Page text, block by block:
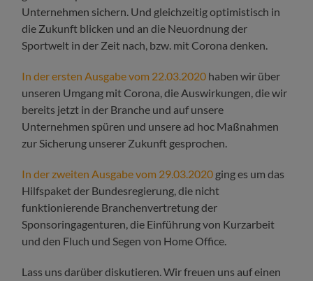
Unternehmen sichern. Und gleichzeitig optimistisch in
die Zukunft blicken und an die Neuordnung der
Sportwelt in der Zeit nach, bzw. mit Corona denken.
In der ersten Ausgabe vom 22.03.2020 haben wir über
unseren Umgang mit Corona, die Auswirkungen, die wir
bereits jetzt in der Branche und auf unsere
Unternehmen spüren und unsere ad hoc Maßnahmen
zur Sicherung unserer Zukunft gesprochen.
In der zweiten Ausgabe vom 29.03.2020 ging es um das
Hilfspaket der Bundesregierung, die nicht
funktionierende Branchenvertretung der
Sponsoringagenturen, die Einführung von Kurzarbeit
und den Fluch und Segen von Home Office.
Lass uns darüber diskutieren. Wir freuen uns auf einen